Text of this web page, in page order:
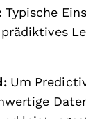
Typische
Um